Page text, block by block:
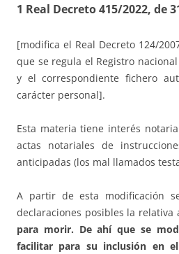
1 Real Decreto 415/2022, de
[modifica el Real Decreto 124/
que se regula el Registro
y el correspondiente fichero
carácter personal].
Esta materia tiene interés
actas notariales de
anticipadas (los mal llamados
A partir de esta modificación
declaraciones posibles la relativa
para morir. De ahí que se
facilitar para su inclusión en el